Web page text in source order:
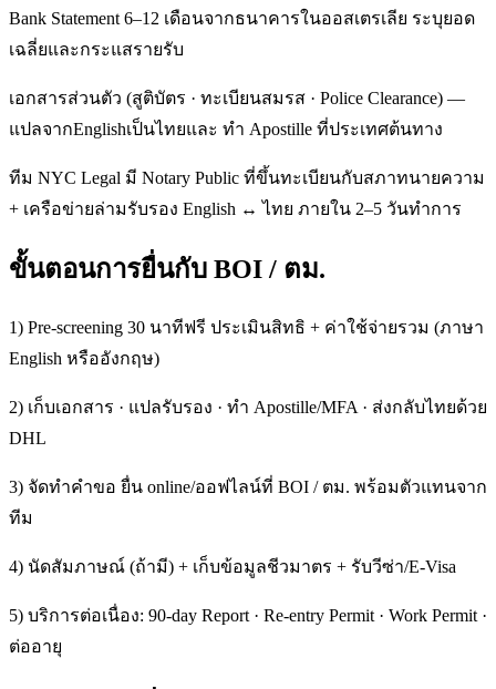
Bank Statement 6–12 เดือนจากธนาคารในออสเตรเลีย ระบุยอด
เฉลี่ยและกระแสรายรับ
เอกสารส่วนตัว (สูติบัตร · ทะเบียนสมรส · Police Clearance) —
แปลจากEnglishเป็นไทยและ ทำ Apostille ที่ประเทศต้นทาง
ทีม NYC Legal มี Notary Public ที่ขึ้นทะเบียนกับสภาทนายความ
+ เครือข่ายล่ามรับรอง English ↔ ไทย ภายใน 2–5 วันทำการ
ขั้นตอนการยื่นกับ BOI / ตม.
1) Pre-screening 30 นาทีฟรี ประเมินสิทธิ + ค่าใช้จ่ายรวม (ภาษา
English หรืออังกฤษ)
2) เก็บเอกสาร · แปลรับรอง · ทำ Apostille/MFA · ส่งกลับไทยด้วย
DHL
3) จัดทำคำขอ ยื่น online/ออฟไลน์ที่ BOI / ตม. พร้อมตัวแทนจาก
ทีม
4) นัดสัมภาษณ์ (ถ้ามี) + เก็บข้อมูลชีวมาตร + รับวีซ่า/E-Visa
5) บริการต่อเนื่อง: 90-day Report · Re-entry Permit · Work Permit ·
ต่ออายุ